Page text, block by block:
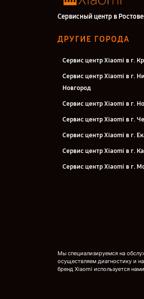
Сервисный центр в
ДРУГИЕ ГОРОДА
Сервис центр Xiaomi в г.
Сервис центр Xiaomi в г.
Новгород
Сервис центр Xiaomi в г.
Сервис центр Xiaomi в г.
Сервис центр Xiaomi в г.
Сервис центр Xiaomi в г.
Сервис центр Xiaomi в г.
Мы специализируемся на
осуществляем диагностику и
бренд Xiaomi используется